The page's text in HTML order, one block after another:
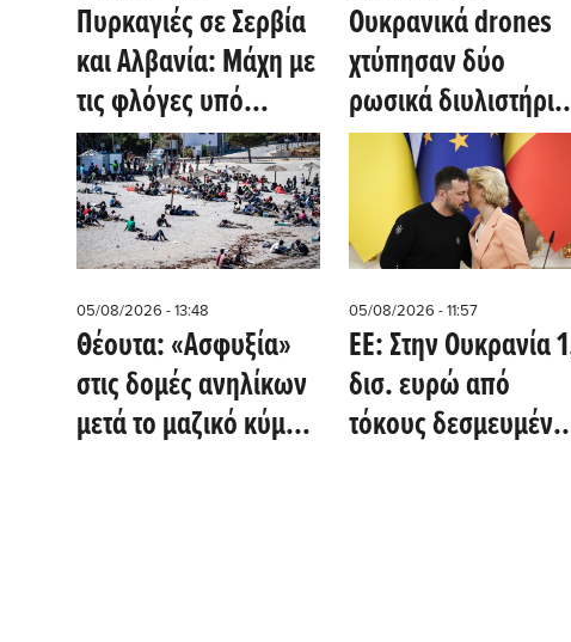
Πυρκαγιές σε Σερβία
και Αλβανία: Μάχη με
τις φλόγες υπό
θερμοκρασίες-
κόλαση 40 βαθμών
(βίντεο)
Ουκρανικά drones
χτύπησαν δύο
ρωσικά διυλιστήρια
πετρελαίου - Ο
Zelensky ανεβάζει
την πίεση, η Μόσχα
απαντά με μαζική
αντεπίθεση
05/08/2026 - 13:48
Θέουτα: «Ασφυξία»
στις δομές ανηλίκων
μετά το μαζικό κύμα
05/08/2026 - 11:57
ΕΕ: Στην Ουκρανία
δισ. ευρώ από
τόκους